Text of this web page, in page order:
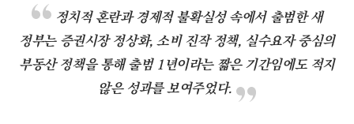
정치적 혼란과 경제적 불확실성 속에서 출범한 새
정부는 증권시장 정상화, 소비 진작 정책, 실수요자 중심의
부동산 정책을 통해 출범 1년이라는 짧은 기간임에도 적지
않은 성과를 보여주었다.